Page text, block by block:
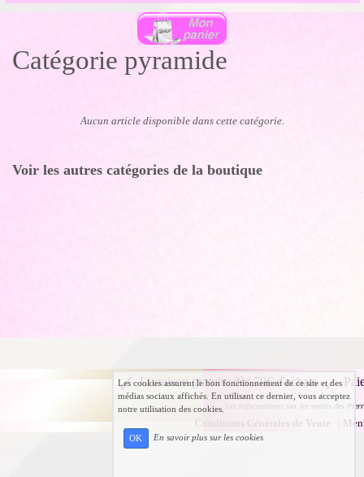
Catégorie pyramide
Aucun article disponible dans cette catégorie.
Voir les autres catégories de la boutique
Livraison gratuite dès 70€ d'achats
Les informations sur les vertus des
Conditions Générales de Vente
Les cookies assurent le bon fonctionnement de ce site et des
médias sociaux affichés. En utilisant ce dernier, vous acceptez
notre utilisation des cookies.
OK En savoir plus sur les cookies